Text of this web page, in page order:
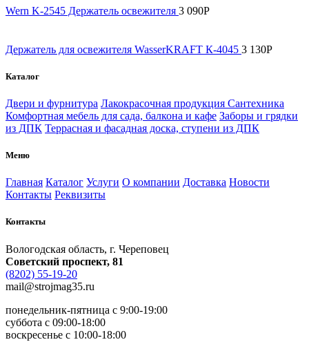
Wern K-2545 Держатель освежителя 3 090Р
Держатель для освежителя WasserKRAFT К-4045 3 130Р
Каталог
Двери и фурнитура Лакокрасочная продукция Сантехника
Комфортная мебель для сада, балкона и кафе Заборы и грядки
из ДПК Террасная и фасадная доска, ступени из ДПК
Меню
Главная Каталог Услуги О компании Доставка Новости
Контакты Реквизиты
Контакты
Вологодская область, г. Череповец
Советский проспект, 81
(8202) 55-19-20
mail@strojmag35.ru
понедельник-пятница с 9:00-19:00
суббота c 09:00-18:00
воскресенье с 10:00-18:00